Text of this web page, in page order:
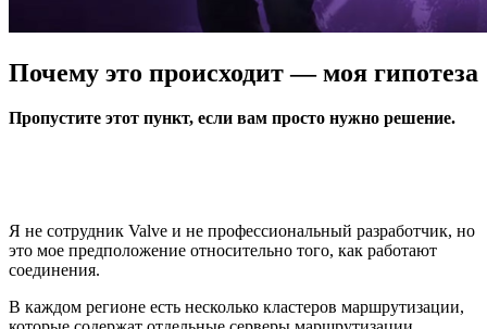
Почему это происходит — моя гипотеза
Пропустите этот пункт, если вам просто нужно решение.
Я не сотрудник Valve и не профессиональный разработчик, но
это мое предположение относительно того, как работают
соединения.
В каждом регионе есть несколько кластеров маршрутизации,